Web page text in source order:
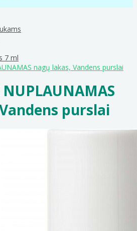
7 ml
nagų lakas, Vandens purslai
purslai